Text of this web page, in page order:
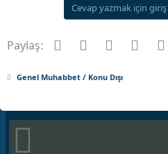
Cevap yazmak için
Paylaş: Facebook
Twitter Pinterest
Genel Muhabbet / Konu Dışı